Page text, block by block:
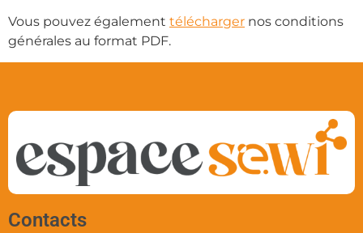
Vous pouvez également télécharger nos conditions
générales au format PDF.
Contacts